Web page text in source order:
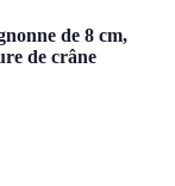
de 8 cm,
de crâne